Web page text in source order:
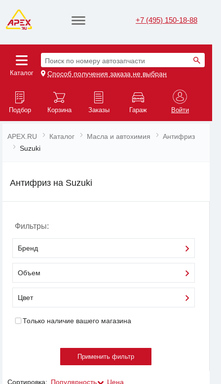
+7 (495) 150-18-88
Каталог
Поиск по номеру автозапчасти
Способ получения заказа не выбран
Подбор Корзина Заказы Гараж Войти
APEX.RU Каталог Масла и автохимия
Антифриз
Suzuki
Антифриз на Suzuki
Фильтры:
Бренд
Объем
Цвет
Только наличие вашего магазина
Сортировка: Популярность Цена